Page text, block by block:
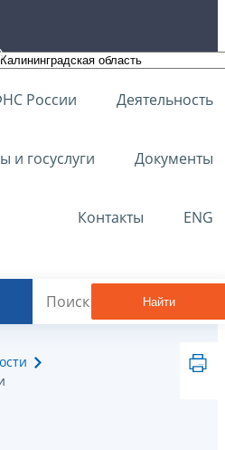
России Деятельность
и госуслуги Документы
Контакты ENG
Найти